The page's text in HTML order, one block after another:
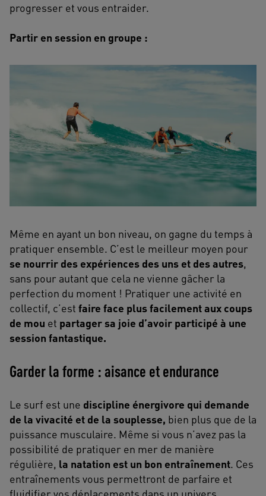
progresser et vous entraider.
Partir en session en groupe :
Même en ayant un bon niveau, on gagne du temps à
pratiquer ensemble. C’est le meilleur moyen pour
se nourrir des expériences des uns et des autres,
sans pour autant que cela ne vienne gâcher la
perfection du moment ! Pratiquer une activité en
collectif, c’est faire face plus facilement aux coups
de mou et partager sa joie d’avoir participé à une
session fantastique.
Garder la forme : aisance et endurance
Le surf est une discipline énergivore qui demande
de la vivacité et de la souplesse, bien plus que de la
puissance musculaire. Même si vous n’avez pas la
possibilité de pratiquer en mer de manière
régulière, la natation est un bon entraînement. Ces
entraînements vous permettront de parfaire et